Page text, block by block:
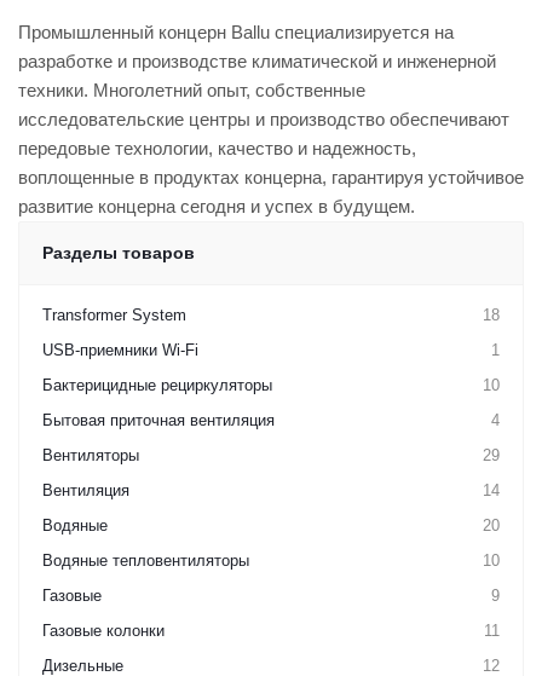
Промышленный концерн Ballu специализируется на
разработке и производстве климатической и инженерной
техники. Многолетний опыт, собственные
исследовательские центры и производство обеспечивают
передовые технологии, качество и надежность,
воплощенные в продуктах концерна, гарантируя устойчивое
развитие концерна сегодня и успех в будущем.
Разделы товаров
Transformer System
18
USB-приемники Wi-Fi
1
Бактерицидные рециркуляторы
10
Бытовая приточная вентиляция
4
Вентиляторы
29
Вентиляция
14
Водяные
20
Водяные тепловентиляторы
10
Газовые
9
Газовые колонки
11
Дизельные
12